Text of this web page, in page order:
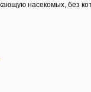
насекомых, без